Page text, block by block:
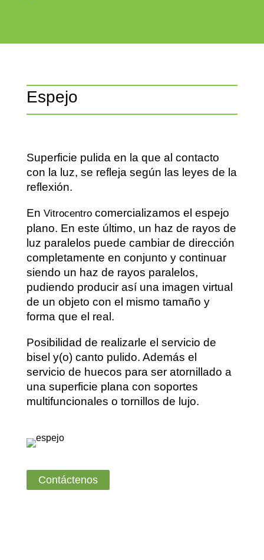
Espejo
Superficie pulida en la que al contacto
con la luz, se refleja según las leyes de la
reflexión.
En Vitrocentrocomercializamos el espejo
plano. En este último, un haz de rayos de
luz paralelos puede cambiar de dirección
completamente en conjunto y continuar
siendo un haz de rayos paralelos,
pudiendo producir así una imagen virtual
de un objeto con el mismo tamaño y
forma que el real.
Posibilidad de realizarle el servicio de
bisel y(o) canto pulido. Además el
servicio de huecos para ser atornillado a
una superficie plana con soportes
multifuncionales o tornillos de lujo.
Contáctenos